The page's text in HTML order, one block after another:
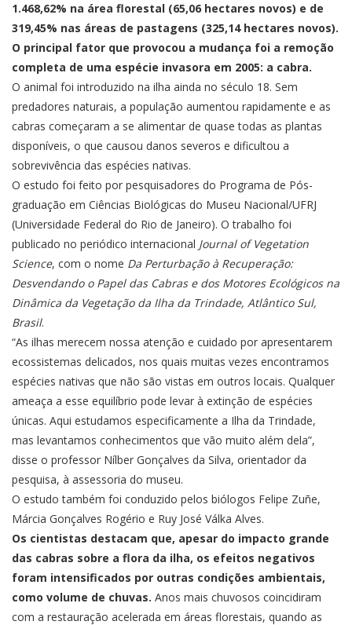
1.468,62% na área florestal (65,06 hectares novos) e de
319,45% nas áreas de pastagens (325,14 hectares novos).
O principal fator que provocou a mudança foi a remoção
completa de uma espécie invasora em 2005: a cabra.
O animal foi introduzido na ilha ainda no século 18. Sem
predadores naturais, a população aumentou rapidamente e as
cabras começaram a se alimentar de quase todas as plantas
disponíveis, o que causou danos severos e dificultou a
sobrevivência das espécies nativas.
O estudo foi feito por pesquisadores do Programa de Pós-
graduação em Ciências Biológicas do Museu Nacional/UFRJ
(Universidade Federal do Rio de Janeiro). O trabalho foi
publicado no periódico internacional Journal of Vegetation
Science, com o nome Da Perturbação à Recuperação:
Desvendando o Papel das Cabras e dos Motores Ecológicos na
Dinâmica da Vegetação da Ilha da Trindade, Atlântico Sul,
Brasil.
“As ilhas merecem nossa atenção e cuidado por apresentarem
ecossistemas delicados, nos quais muitas vezes encontramos
espécies nativas que não são vistas em outros locais. Qualquer
ameaça a esse equilíbrio pode levar à extinção de espécies
únicas. Aqui estudamos especificamente a Ilha da Trindade,
mas levantamos conhecimentos que vão muito além dela”,
disse o professor Nílber Gonçalves da Silva, orientador da
pesquisa, à assessoria do museu.
O estudo também foi conduzido pelos biólogos Felipe Zuñe,
Márcia Gonçalves Rogério e Ruy José Válka Alves.
Os cientistas destacam que, apesar do impacto grande
das cabras sobre a flora da ilha, os efeitos negativos
foram intensificados por outras condições ambientais,
como volume de chuvas. Anos mais chuvosos coincidiram
com a restauração acelerada em áreas florestais, quando as